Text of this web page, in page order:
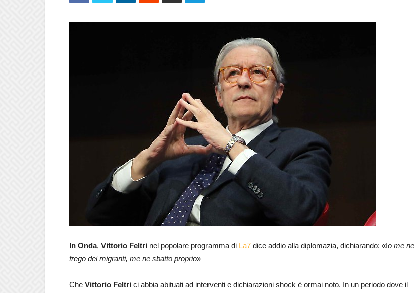
In Onda, Vittorio Feltri nel popolare programma di La7 dice addio alla diplomazia, dichiarando: «Io me ne
frego dei migranti, me ne sbatto proprio»
Che Vittorio Feltri ci abbia abituati ad interventi e dichiarazioni shock è ormai noto. In un periodo dove il